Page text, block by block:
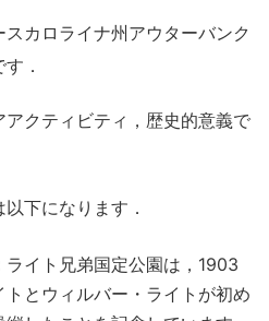
カロライナ州アウターバンク
．
クティビティ，歴史的意義で
下になります．
ライト兄弟国定公園は，1903
とウィルバー・ライトが初め